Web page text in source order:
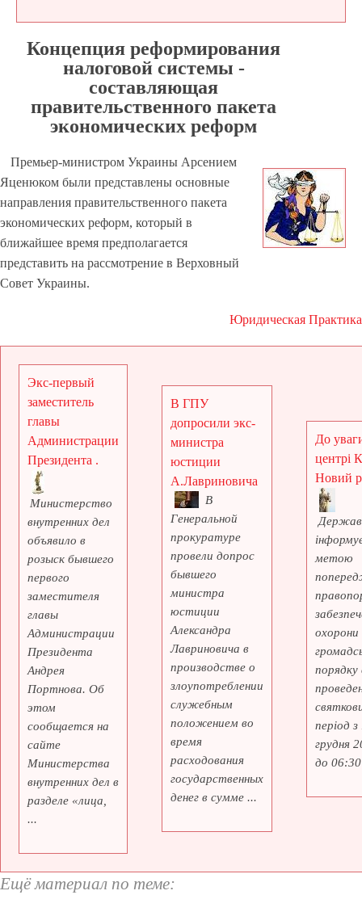
Концепция реформирования
налоговой системы -
составляющая
правительственного пакета
экономических реформ
Премьер-министром Украины Арсением
Яценюком были представлены основные
направления правительственного пакета
экономических реформ, который в
ближайшее время предполагается
представить на рассмотрение в Верховный
Совет Украины.
Юридическая Практика
Экс-первый
заместитель
главы
Администрации
Президента .
Министерство
внутренних дел
объявило в
розыск бывшего
первого
заместителя
главы
Администрации
Президента
Андрея
Портнова. Об
этом
сообщается на
сайте
Министерства
внутренних дел в
разделе «лица,
...
В ГПУ
допросили экс-
министра
юстиции
А.Лавриновича
В
Генеральной
прокуратуре
провели допрос
бывшего
министра
юстиции
Александра
Лавриновича в
производстве о
злоупотреблении
служебным
положением во
время
расходования
государственных
денег в сумме ...
До
центрі
Новий
метою
охорони
порядку
період
грудня
до
Ещё материал по теме: